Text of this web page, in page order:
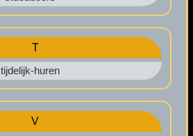
T
tijdelijk-huren
V